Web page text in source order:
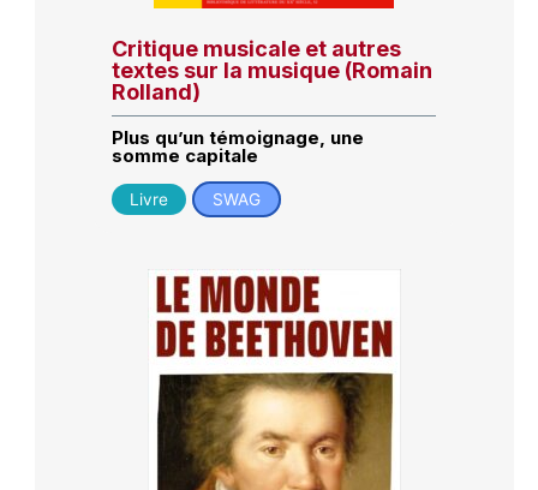
Critique musicale et autres
textes sur la musique (Romain
Rolland)
Plus qu’un témoignage, une
somme capitale
Livre SWAG